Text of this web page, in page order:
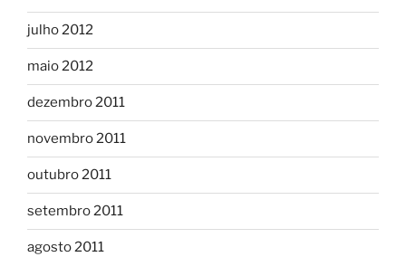
julho 2012
maio 2012
dezembro 2011
novembro 2011
outubro 2011
setembro 2011
agosto 2011